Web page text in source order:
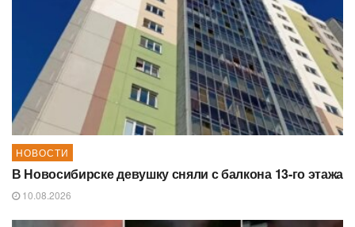
НОВОСТИ
В Новосибирске девушку сняли с балкона 13-го этажа
10.08.2026